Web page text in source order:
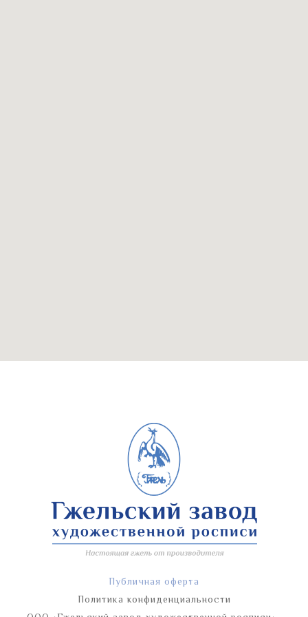
Публичная оферта
Политика конфиденциальности